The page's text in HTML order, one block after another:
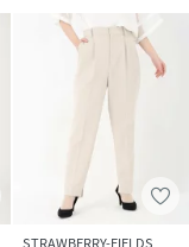
STRAWBERRY-FIELDS